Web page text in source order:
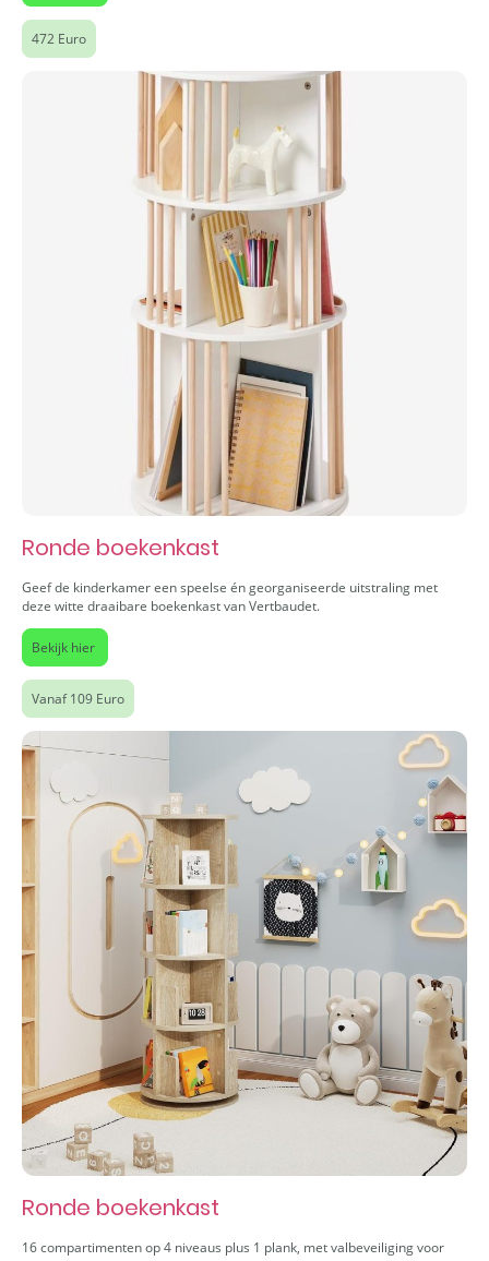
472 Euro
Ronde boekenkast
Geef de kinderkamer een speelse én georganiseerde uitstraling met
deze witte draaibare boekenkast van Vertbaudet.
Bekijk hier
Vanaf 109 Euro
Ronde boekenkast
16 compartimenten op 4 niveaus plus 1 plank, met valbeveiliging voor